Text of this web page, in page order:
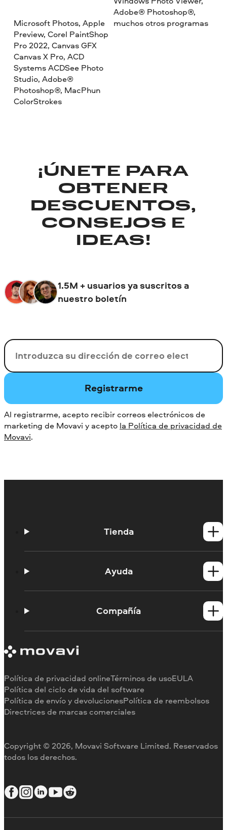
Microsoft Photos, Apple
Preview, Corel PaintShop
Pro 2022, Canvas GFX
Canvas X Pro, ACD
Systems ACDSee Photo
Studio, Adobe®
Photoshop®, MacPhun
ColorStrokes
Adobe® Photoshop®,
muchos otros programas
¡ÚNETE PARA
OBTENER
DESCUENTOS,
CONSEJOS E
IDEAS!
1.5M + usuarios ya suscritos a
nuestro boletín
Su correo electrónico
Registrarme
Al registrarme, acepto recibir correos electrónicos de
marketing de Movavi y acepto la Política de privacidad de
Movavi.
Tienda
Productos para MacAyuda
Portal de aprendizaje
Limitaciones de la versión de prueba
Reembolso
Compañía
Testimonios
Por qué elegirnos
Para el trabajo
Copyright © 2026, Movavi Software Limited. Reservados
todos los derechos.
Política de privacidad onlineTérminos de usoEULA
Política del ciclo de vida del software
Política de envío y devolucionesPolítica de reembolsos
Directrices de marcas comerciales